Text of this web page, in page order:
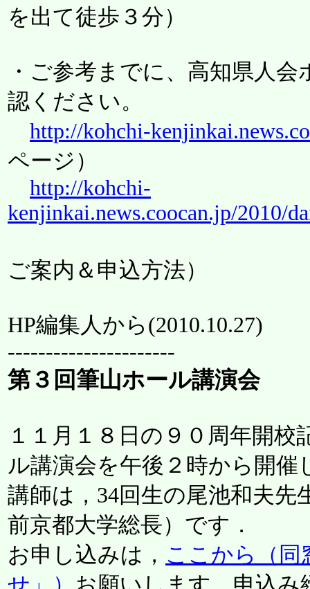
を出て徒歩３分）
・ご参考までに、高知県人
認ください。
http://kohchi-
ページ）
http://kohchi-
kenjinkai.news.coocan.jp/2010/
ご案内＆申込方法）
HP編集人から(2010.10.27)
----------------------
第３回筆山ホール講演会
１１月１８日の９０周年開校
ル講演会を午後２時から開催
講師は，34回生の尾池和夫先
前京都大学総長）です．
お申し込みは， ここから（同